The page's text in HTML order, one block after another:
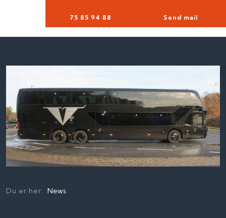
75 85 94 88​ Send mail
Du er her:News